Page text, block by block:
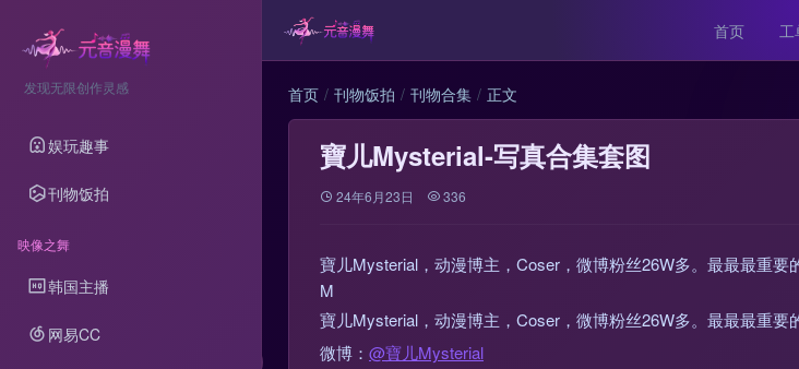
发现无限创作灵感
娱玩趣事
刊物饭拍
映像之舞
韩国主播
网易CC
首页 工
首页 刊物饭拍 刊物合集 正文
寶儿Mysterial-写真合集套图
24年6月23日 336
寶儿Mysterial，动漫博主，Coser，微博粉丝26W多。最最最重
M
寶儿Mysterial，动漫博主，Coser，微博粉丝26W多。最最最重要
微博： @寶儿Mysterial